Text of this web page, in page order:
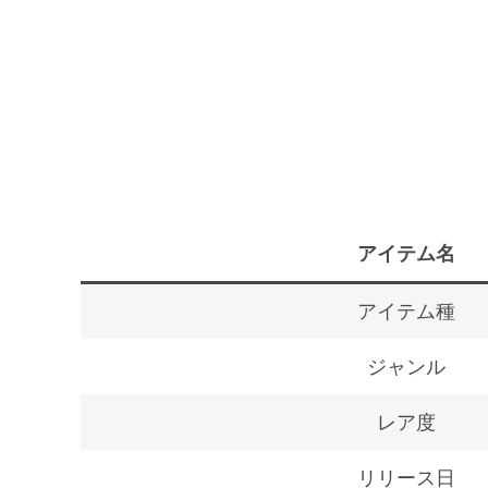
アイテム名
アイテム種
ジャンル
レア度
リリース日